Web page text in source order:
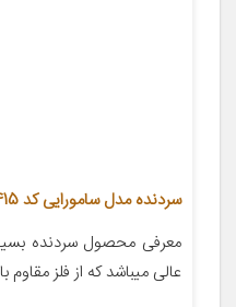
سردنده مدل سامورایی کد 415
معرفی محصول سردنده
عالی میباشد که از فلز